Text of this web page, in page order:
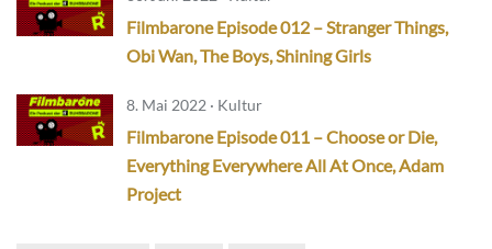
Filmbarone Episode 012 – Stranger Things,
Obi Wan, The Boys, Shining Girls
8. Mai 2022 · Kultur
Filmbarone Episode 011 – Choose or Die,
Everything Everywhere All At Once, Adam
Project